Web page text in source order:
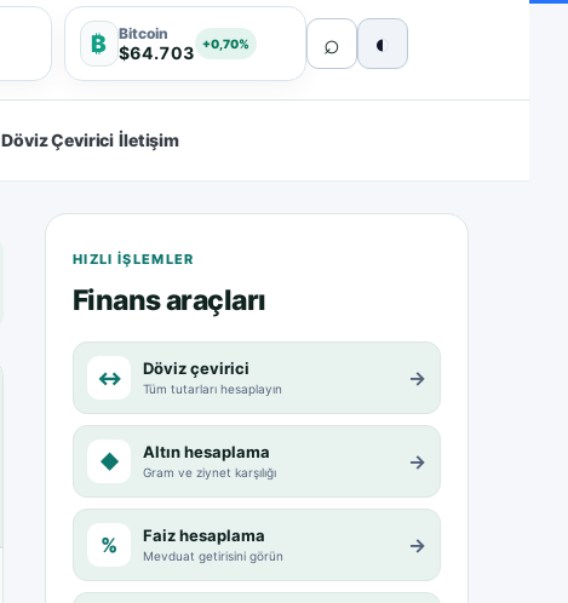
₿ Bitcoin
$64.703 +0,70% ⌕ ◐
Döviz Çevirici İletişim
HIZLI IŞLEMLER
Finans araçları
↔ Döviz çevirici
Tüm tutarları hesaplayın →
◆ Altın hesaplama
Gram ve ziynet karşılığı →
% Faiz hesaplama
Mevduat getirisini görün →